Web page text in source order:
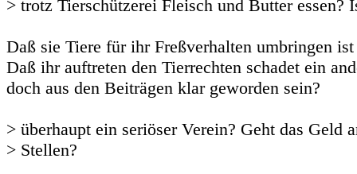
> trotz Tierschützerei Fleisch und Butter essen?
Daß sie Tiere für ihr Freßverhalten umbringen
Daß ihr auftreten den Tierrechten schadet ein
doch aus den Beiträgen klar geworden sein?
> überhaupt ein seriöser Verein? Geht das Geld
> Stellen?